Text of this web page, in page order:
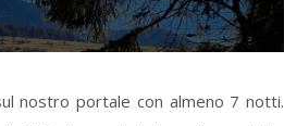
nostro portale con almeno 7 notti.